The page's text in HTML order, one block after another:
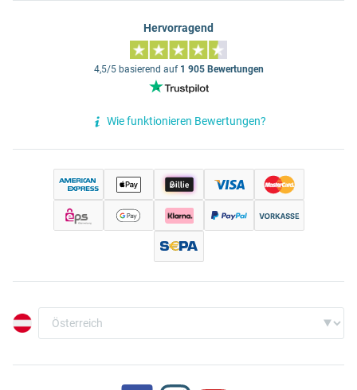
Hervorragend
4,5/5 basierend auf 1 905 Bewertungen
Wie funktionieren Bewertungen?